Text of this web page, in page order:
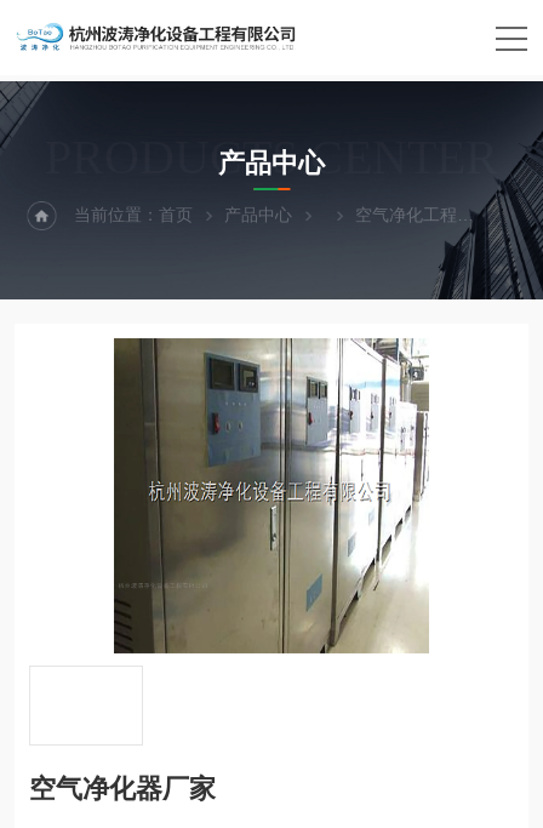
PRODUCTS CENTER
产品中心
当前位置：首页 产品中心 空气净化工程 空气
空气净化器厂家